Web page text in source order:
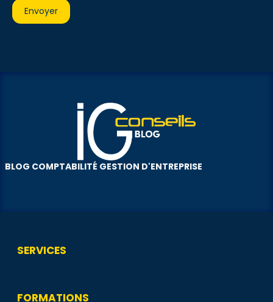
BLOG COMPTABILITÉ GESTION D'ENTREPRISE
SERVICES
FORMATIONS